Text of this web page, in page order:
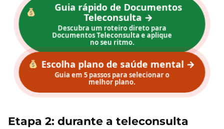
Guia rápido de Documentos
Teleconsulta →
Descubra um roteiro direto para
Documentos Teleconsulta e aplique
no seu ritmo.
Escolha plano de saúde mental →
Guia em 5 passos para selecionar o
melhor plano.
Etapa 2: durante a teleconsulta